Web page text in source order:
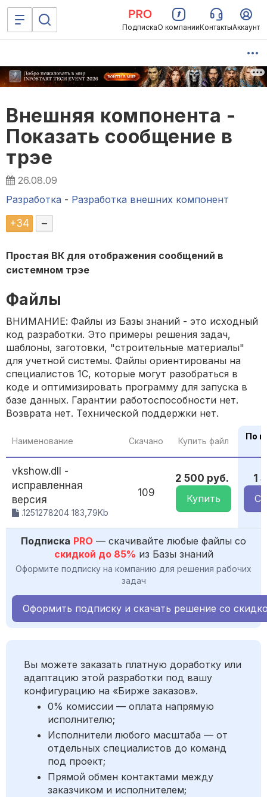
ПодпискаО компанииКонтактыАккаунт
Внешняя компонента -
Показать сообщение в
трэе
26.08.09
Разработка - Разработка внешних компонент
+34 –
Простая ВК для отображения сообщений в
системном трэе
Файлы
ВНИМАНИЕ: Файлы из Базы знаний - это исходный
код разработки. Это примеры решения задач,
шаблоны, заготовки, "строительные материалы"
для учетной системы. Файлы ориентированы на
специалистов 1С, которые могут разобраться в
коде и оптимизировать программу для запуска в
базе данных. Гарантии работоспособности нет.
Возврата нет. Технической поддержки нет.
Наименование Скачано Купить файл
По
vkshow.dll -
исправленная
версия
.1251278204 183,79Kb
109
2 500 руб.
Купить
1
Подписка PRO — скачивайте любые файлы со
скидкой до 85% из Базы знаний
Оформите подписку на компанию для решения рабочих
задач
Оформить подписку и скачать решение со
Вы можете заказать платную доработку или
адаптацию этой разработки под вашу
конфигурацию на «Бирже заказов».
0% комиссии — оплата напрямую
исполнителю;
Исполнители любого масштаба — от
отдельных специалистов до команд
под проект;
Прямой обмен контактами между
заказчиком и исполнителем;